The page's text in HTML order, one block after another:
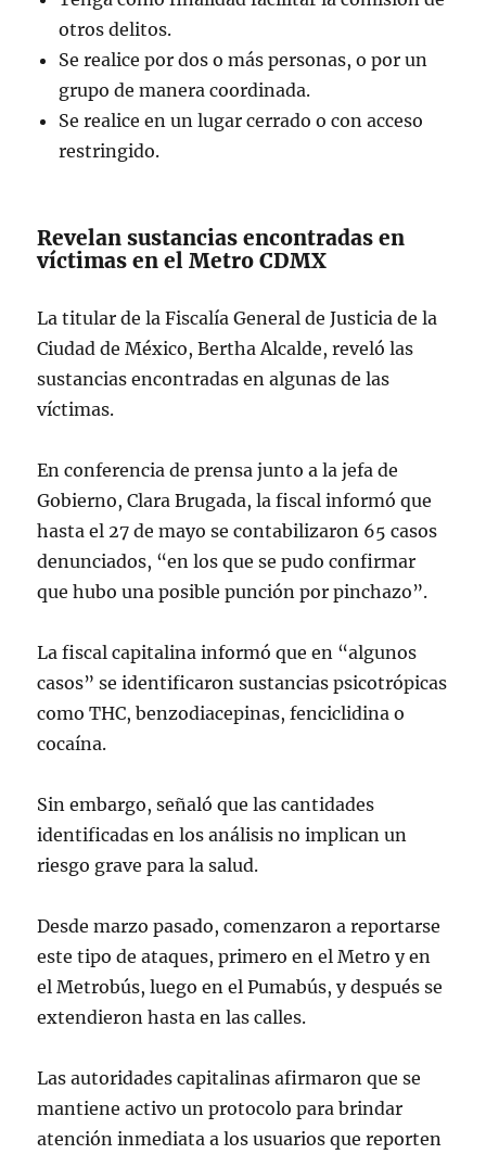
otros delitos.
Se realice por dos o más personas, o por un
grupo de manera coordinada.
Se realice en un lugar cerrado o con acceso
restringido.
Revelan sustancias encontradas en
víctimas en el Metro CDMX
La titular de la Fiscalía General de Justicia de la
Ciudad de México, Bertha Alcalde, reveló las
sustancias encontradas en algunas de las
víctimas.
En conferencia de prensa junto a la jefa de
Gobierno, Clara Brugada, la fiscal informó que
hasta el 27 de mayo se contabilizaron 65 casos
denunciados, “en los que se pudo confirmar
que hubo una posible punción por pinchazo”.
La fiscal capitalina informó que en “algunos
casos” se identificaron sustancias psicotrópicas
como THC, benzodiacepinas, fenciclidina o
cocaína.
Sin embargo, señaló que las cantidades
identificadas en los análisis no implican un
riesgo grave para la salud.
Desde marzo pasado, comenzaron a reportarse
este tipo de ataques, primero en el Metro y en
el Metrobús, luego en el Pumabús, y después se
extendieron hasta en las calles.
Las autoridades capitalinas afirmaron que se
mantiene activo un protocolo para brindar
atención inmediata a los usuarios que reporten